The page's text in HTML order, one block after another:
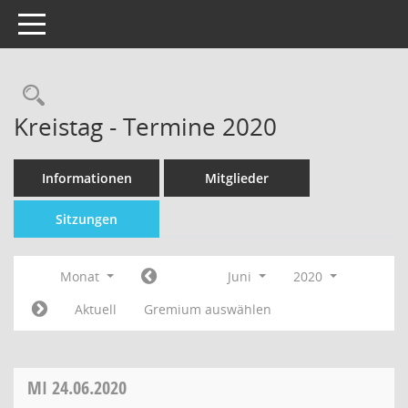
Toggle navigation
Kreistag - Termine 2020
Informationen Mitglieder
Sitzungen
Monat Juni
2020
Aktuell
Gremium auswählen
MI 24.06.2020